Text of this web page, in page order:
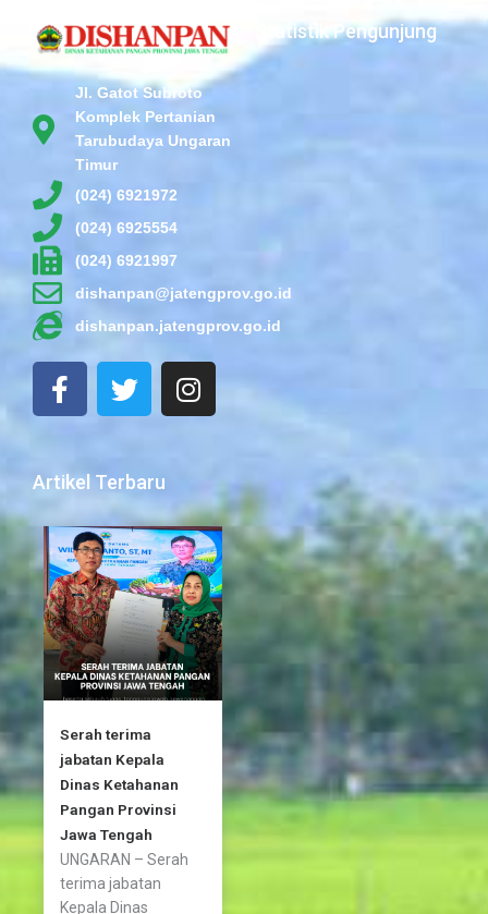
Jl. Gatot Subroto
Komplek Pertanian
Tarubudaya Ungaran
Timur
(024) 6921972
(024) 6925554
(024) 6921997
dishanpan@jatengprov.go.id
dishanpan.jatengprov.go.id
F
a
b
o
k
-
f
T
w
t
r
I
n
g
r
a
m
Statistik Pengunjung
Artikel Terbaru
Serah terima
jabatan Kepala
Dinas Ketahanan
Pangan Provinsi
Jawa Tengah
UNGARAN – Serah
terima jabatan
Kepala Dinas